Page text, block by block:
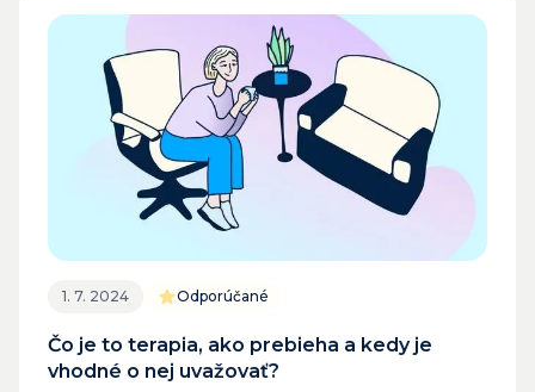
1. 7. 2024 Odporúčané
Čo je to terapia, ako prebieha a kedy je
vhodné o nej uvažovať?